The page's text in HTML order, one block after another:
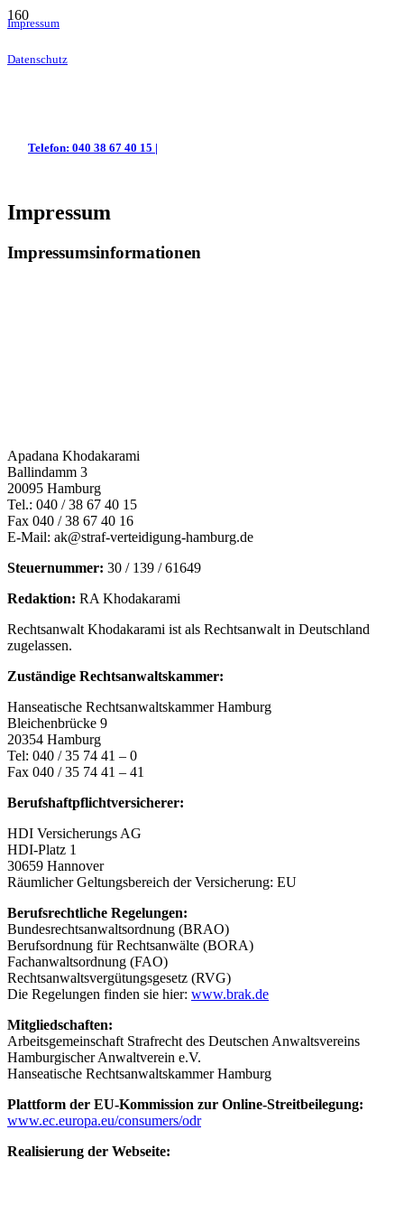
Impressum
Datenschutz
Telefon: 040 38 67 40 15 |
Impressum
Impressumsinformationen
Apadana Khodakarami
Ballindamm 3
20095 Hamburg
Tel.: 040 / 38 67 40 15
Fax 040 / 38 67 40 16
E-Mail: ak@straf-verteidigung-hamburg.de
Steuernummer: 30 / 139 / 61649
Redaktion: RA Khodakarami
Rechtsanwalt Khodakarami ist als Rechtsanwalt in Deutschland
zugelassen.
Zuständige Rechtsanwaltskammer:
Hanseatische Rechtsanwaltskammer Hamburg
Bleichenbrücke 9
20354 Hamburg
Tel: 040 / 35 74 41 – 0
Fax 040 / 35 74 41 – 41
Berufshaftpflichtversicherer:
HDI Versicherungs AG
HDI-Platz 1
30659 Hannover
Räumlicher Geltungsbereich der Versicherung: EU
Berufsrechtliche Regelungen:
Bundesrechtsanwaltsordnung (BRAO)
Berufsordnung für Rechtsanwälte (BORA)
Fachanwaltsordnung (FAO)
Rechtsanwaltsvergütungsgesetz (RVG)
Die Regelungen finden sie hier: www.brak.de
Mitgliedschaften:
Arbeitsgemeinschaft Strafrecht des Deutschen Anwaltsvereins
Hamburgischer Anwaltverein e.V.
Hanseatische Rechtsanwaltskammer Hamburg
Plattform der EU-Kommission zur Online-Streitbeilegung:
www.ec.europa.eu/consumers/odr
Realisierung der Webseite: